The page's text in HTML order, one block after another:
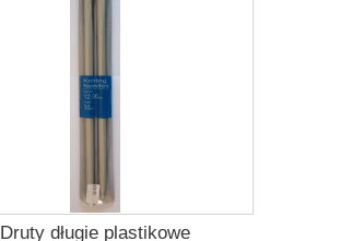
Druty długie plastikowe